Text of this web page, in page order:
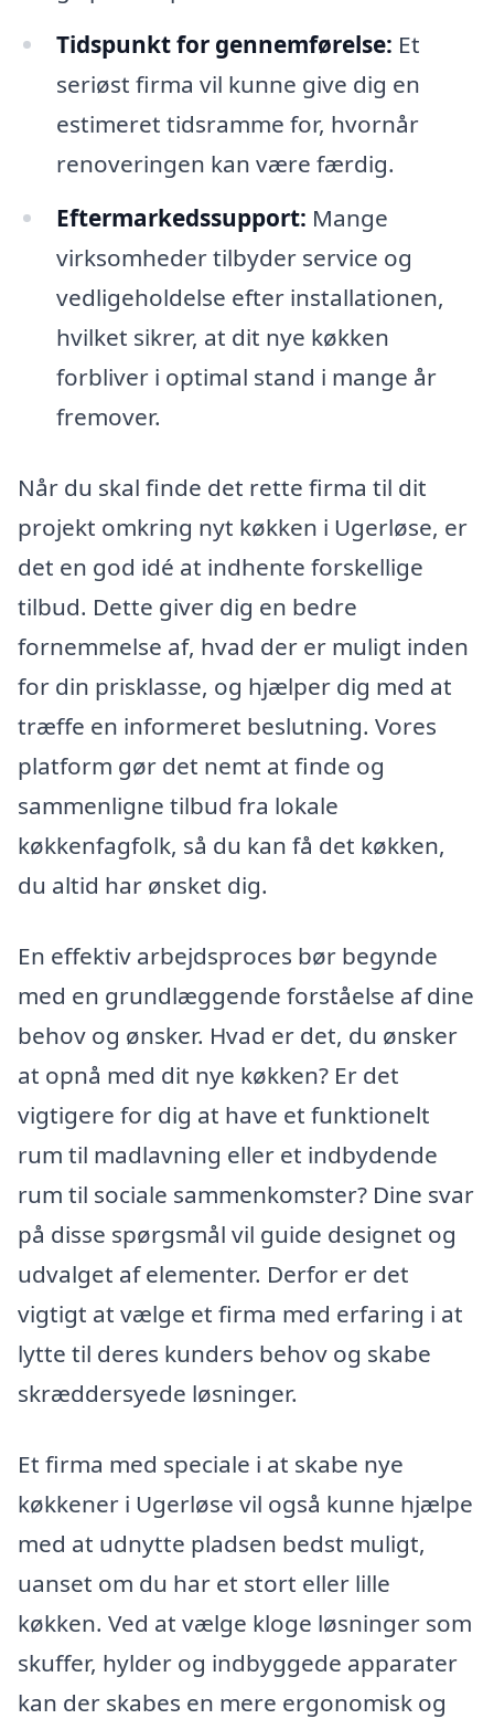
Tidspunkt for gennemførelse: Et
seriøst firma vil kunne give dig en
estimeret tidsramme for, hvornår
renoveringen kan være færdig.
Eftermarkedssupport: Mange
virksomheder tilbyder service og
vedligeholdelse efter installationen,
hvilket sikrer, at dit nye køkken
forbliver i optimal stand i mange år
fremover.
Når du skal finde det rette firma til dit
projekt omkring nyt køkken i Ugerløse, er
det en god idé at indhente forskellige
tilbud. Dette giver dig en bedre
fornemmelse af, hvad der er muligt inden
for din prisklasse, og hjælper dig med at
træffe en informeret beslutning. Vores
platform gør det nemt at finde og
sammenligne tilbud fra lokale
køkkenfagfolk, så du kan få det køkken,
du altid har ønsket dig.
En effektiv arbejdsproces bør begynde
med en grundlæggende forståelse af dine
behov og ønsker. Hvad er det, du ønsker
at opnå med dit nye køkken? Er det
vigtigere for dig at have et funktionelt
rum til madlavning eller et indbydende
rum til sociale sammenkomster? Dine svar
på disse spørgsmål vil guide designet og
udvalget af elementer. Derfor er det
vigtigt at vælge et firma med erfaring i at
lytte til deres kunders behov og skabe
skræddersyede løsninger.
Et firma med speciale i at skabe nye
køkkener i Ugerløse vil også kunne hjælpe
med at udnytte pladsen bedst muligt,
uanset om du har et stort eller lille
køkken. Ved at vælge kloge løsninger som
skuffer, hylder og indbyggede apparater
kan der skabes en mere ergonomisk og